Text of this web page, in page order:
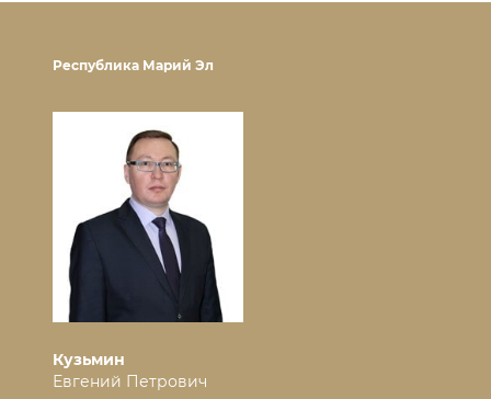
Республика Марий Эл
Кузьмин
Евгений Петрович